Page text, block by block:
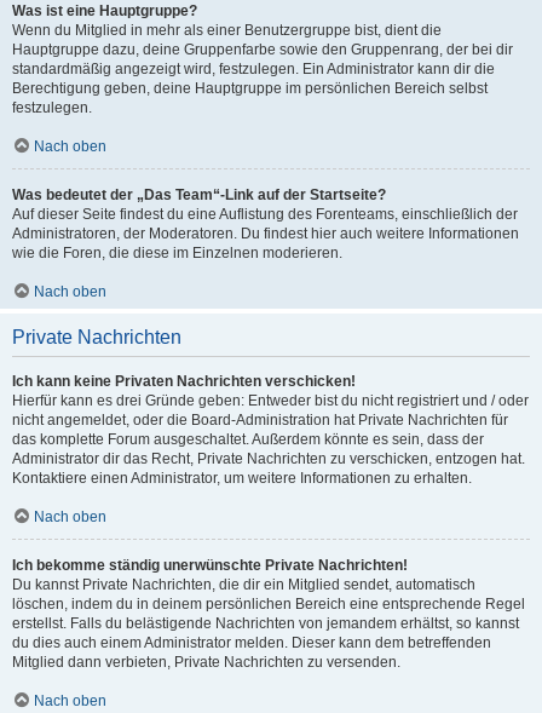
Was ist eine Hauptgruppe?
Wenn du Mitglied in mehr als einer Benutzergruppe bist, dient die
Hauptgruppe dazu, deine Gruppenfarbe sowie den Gruppenrang, der bei dir
standardmäßig angezeigt wird, festzulegen. Ein Administrator kann dir die
Berechtigung geben, deine Hauptgruppe im persönlichen Bereich selbst
festzulegen.
Nach oben
Was bedeutet der „Das Team“-Link auf der Startseite?
Auf dieser Seite findest du eine Auflistung des Forenteams, einschließlich der
Administratoren, der Moderatoren. Du findest hier auch weitere Informationen
wie die Foren, die diese im Einzelnen moderieren.
Nach oben
Private Nachrichten
Ich kann keine Privaten Nachrichten verschicken!
Hierfür kann es drei Gründe geben: Entweder bist du nicht registriert und / oder
nicht angemeldet, oder die Board-Administration hat Private Nachrichten für
das komplette Forum ausgeschaltet. Außerdem könnte es sein, dass der
Administrator dir das Recht, Private Nachrichten zu verschicken, entzogen hat.
Kontaktiere einen Administrator, um weitere Informationen zu erhalten.
Nach oben
Ich bekomme ständig unerwünschte Private Nachrichten!
Du kannst Private Nachrichten, die dir ein Mitglied sendet, automatisch
löschen, indem du in deinem persönlichen Bereich eine entsprechende Regel
erstellst. Falls du belästigende Nachrichten von jemandem erhältst, so kannst
du dies auch einem Administrator melden. Dieser kann dem betreffenden
Mitglied dann verbieten, Private Nachrichten zu versenden.
Nach oben